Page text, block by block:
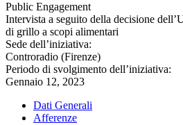
Public Engagement
Intervista a seguito della decisione
di grillo a scopi alimentari
Sede dell’iniziativa:
Controradio (Firenze)
Periodo di svolgimento dell’iniziativa:
Gennaio 12, 2023
Dati Generali
Afferenze